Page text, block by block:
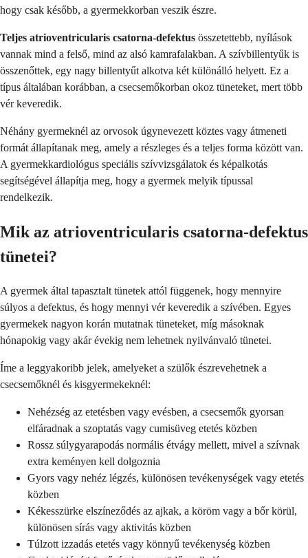
hogy csak később, a gyermekkorban veszik észre.
Teljes atrioventricularis csatorna-defektus összetettebb, nyílások
vannak mind a felső, mind az alsó kamrafalakban. A szívbillentyűk is
összenőttek, egy nagy billentyűt alkotva két különálló helyett. Ez a
típus általában korábban, a csecsemőkorban okoz tüneteket, mert több
vér keveredik.
Néhány gyermeknél az orvosok úgynevezett köztes vagy átmeneti
formát állapítanak meg, amely a részleges és a teljes forma között van.
A gyermekkardiológus speciális szívvizsgálatok és képalkotás
segítségével állapítja meg, hogy a gyermek melyik típussal
rendelkezik.
Mik az atrioventricularis csatorna-defektus
tünetei?
A gyermek által tapasztalt tünetek attól függenek, hogy mennyire
súlyos a defektus, és hogy mennyi vér keveredik a szívében. Egyes
gyermekek nagyon korán mutatnak tüneteket, míg másoknak
hónapokig vagy akár évekig nem lehetnek nyilvánvaló tünetei.
Íme a leggyakoribb jelek, amelyeket a szülők észrevehetnek a
csecsemőknél és kisgyermekeknél:
Nehézség az etetésben vagy evésben, a csecsemők gyorsan
elfáradnak a szoptatás vagy cumisüveg etetés közben
Rossz súlygyarapodás normális étvágy mellett, mivel a szívnak
extra keményen kell dolgoznia
Gyors vagy nehéz légzés, különösen tevékenységek vagy etetés
közben
Kékesszürke elszíneződés az ajkak, a köröm vagy a bőr körül,
különösen sírás vagy aktivitás közben
Túlzott izzadás etetés vagy könnyű tevékenység közben